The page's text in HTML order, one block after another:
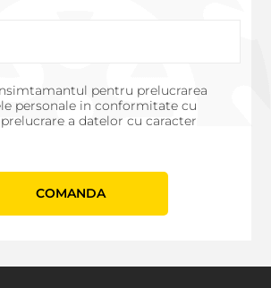
pentru prelucrarea
personale in conformitate cu
a datelor cu caracter
СOMANDA